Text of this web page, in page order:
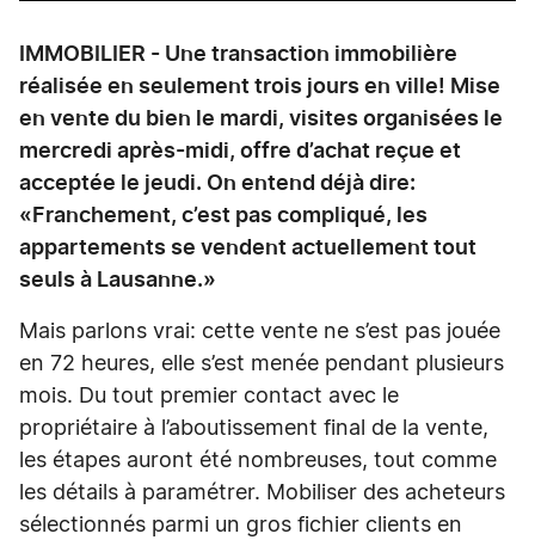
IMMOBILIER - Une transaction immobilière
réalisée en seulement trois jours en ville! Mise
en vente du bien le mardi, visites organisées le
mercredi après-midi, offre d’achat reçue et
acceptée le jeudi. On entend déjà dire:
«Franchement, c’est pas compliqué, les
appartements se vendent actuellement tout
seuls à Lausanne.»
Mais parlons vrai: cette vente ne s’est pas jouée
en 72 heures, elle s’est menée pendant plusieurs
mois. Du tout premier contact avec le
propriétaire à l’aboutissement final de la vente,
les étapes auront été nombreuses, tout comme
les détails à paramétrer. Mobiliser des acheteurs
sélectionnés parmi un gros fichier clients en